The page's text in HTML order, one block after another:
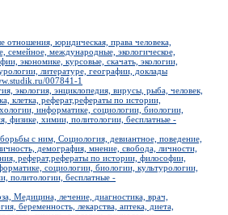
юридическая, права человека,
семейное, международные, экологическое,
экономике, курсовые, скачать, экологии,
литературе, географии, доклады
007841-1
экология, энциклопедия, вирусы, рыба, человек,
клетка, реферат,рефераты по истории,
информатике, социологии, биологии,
физике, химии, политологии, бесплатные -
с ним, Социология, девиантное, поведение,
демография, мнение, свобода, личности,
реферат,рефераты по истории, философии,
социологии, биологии, культурологии,
политологии, бесплатные -
Медицина, лечение, диагностика, врач,
беременность, лекарства, аптека, диета,